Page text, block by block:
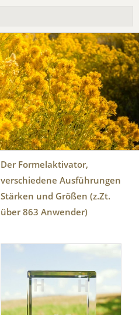
Der Formelaktivator,
verschiedene Ausführungen
Stärken und Größen (z.Zt.
über 863 Anwender)